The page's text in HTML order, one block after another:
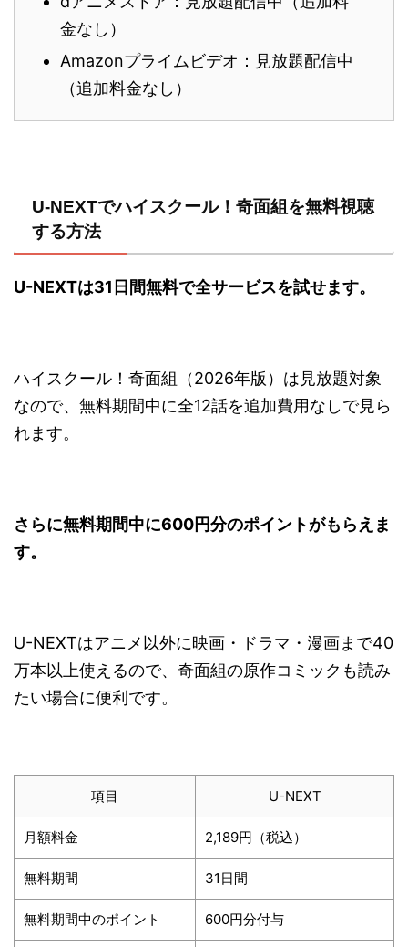
金なし）
Amazonプライムビデオ：見放題配信中
（追加料金なし）
U-NEXTでハイスクール！奇面組を無料視聴
する方法
U-NEXTは31日間無料で全サービスを試せます。
ハイスクール！奇面組（2026年版）は見放題対象
なので、無料期間中に全12話を追加費用なしで見ら
れます。
さらに無料期間中に600円分のポイントがもらえま
す。
U-NEXTはアニメ以外に映画・ドラマ・漫画まで40
万本以上使えるので、奇面組の原作コミックも読み
たい場合に便利です。
項目 U-NEXT
月額料金 2,189円（税込）
無料期間 31日間
無料期間中のポイント 600円分付与